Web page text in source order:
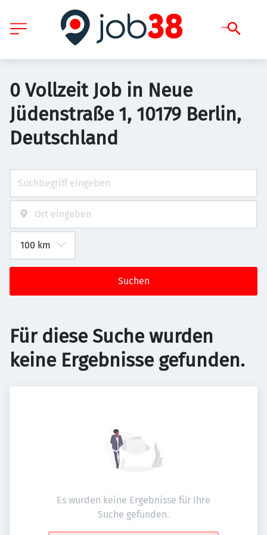
0 Vollzeit Job in Neue
Jüdenstraße 1, 10179 Berlin,
Deutschland
Suchen
Für diese Suche wurden
keine Ergebnisse gefunden.
Es wurden keine Ergebnisse für Ihre
Suche gefunden.